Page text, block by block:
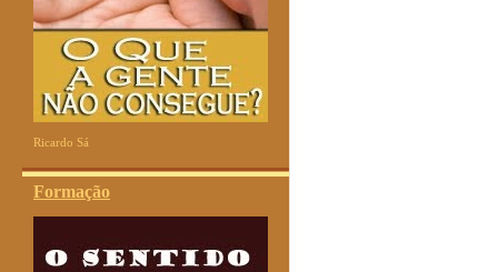
Ricardo Sá
Formação